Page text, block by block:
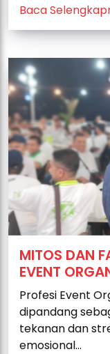
Baca
MITOS DAN
EVENT
Profesi Event
dipandang
tekanan dan
emosional...